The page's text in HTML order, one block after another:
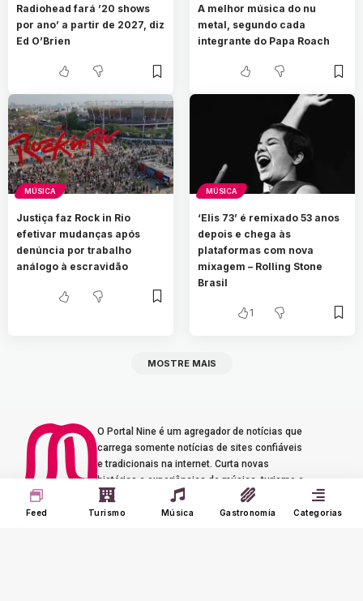
Radiohead fará ’20 shows
por ano’ a partir de 2027, diz
Ed O’Brien
A melhor música do nu
metal, segundo cada
integrante do Papa Roach
MÚSICA
Justiça faz Rock in Rio
efetivar mudanças após
denúncia por trabalho
análogo à escravidão
MÚSICA
‘Elis 73’ é remixado 53 anos
depois e chega às
plataformas com nova
mixagem – Rolling Stone
Brasil
1
MOSTRE MAIS
O Portal Nine é um agregador de notícias que
carrega somente notícias de sites confiáveis
e tradicionais na internet. Curta novas
histórias e experiências de música, turismo e
gastronomia.
Feed Turismo Música Gastronomia Categorias